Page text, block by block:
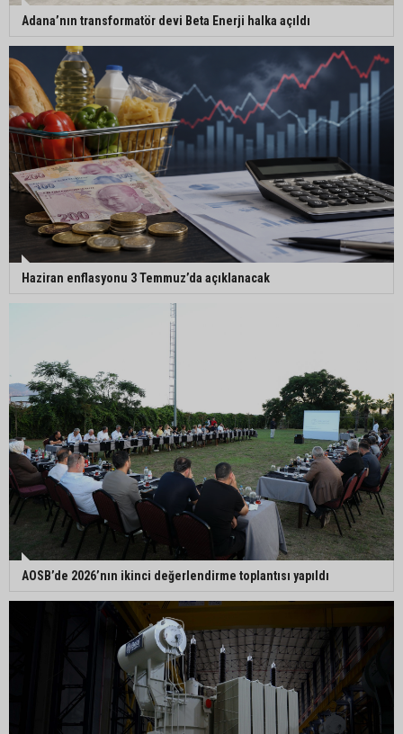
Adana’nın transformatör devi Beta Enerji halka açıldı
Haziran enflasyonu 3 Temmuz’da açıklanacak
AOSB’de 2026’nın ikinci değerlendirme toplantısı yapıldı